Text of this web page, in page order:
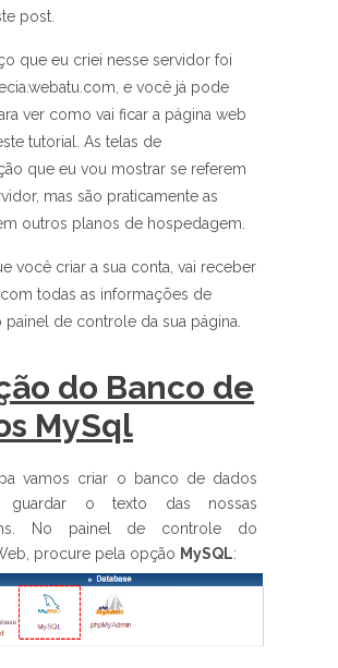
post.
que eu criei nesse servidor foi
e você já pode
ver como vai ficar a página web
tutorial. As telas de
que eu vou mostrar se referem
mas são praticamente as
outros planos de hospedagem.
você criar a sua conta, vai receber
todas as informações de
painel de controle da sua página.
do Banco de
MySql
vamos criar o banco de dados
guardar o texto das nossas
No painel de controle do
procure pela opção MySQL: